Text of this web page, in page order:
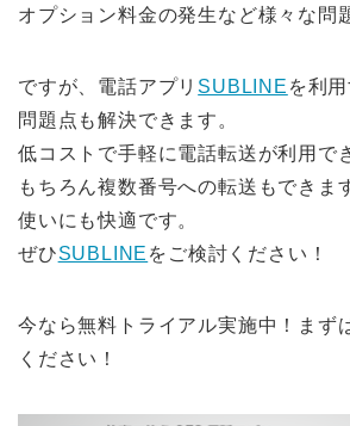
オプション料金の発生など様々な問
ですが、電話アプリ SUBLINE を利
問題点も解決できます。
低コストで手軽に電話転送が利用で
もちろん複数番号への転送もできま
使いにも快適です。
ぜひSUBLINE をご検討ください！
今なら無料トライアル実施中！まず
ください！